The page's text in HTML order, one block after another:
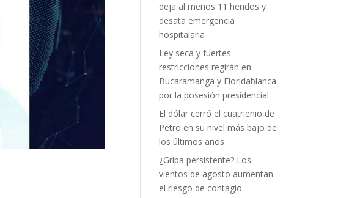
deja al menos 11 heridos y
desata emergencia
hospitalaria
Ley seca y fuertes
restricciones regirán en
Bucaramanga y Floridablanca
por la posesión presidencial
El dólar cerró el cuatrienio de
Petro en su nivel más bajo de
los últimos años
¿Gripa persistente? Los
vientos de agosto aumentan
el riesgo de contagio